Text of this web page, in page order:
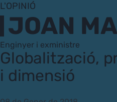
L'OPINIÓ
JOAN
Enginyer i exministre
Globalització,
i dimensió